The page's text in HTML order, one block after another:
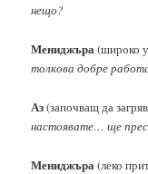
нещо?
Мениджъра(широко
толкова добре
Аз(започващ да
настоявате… ще
Мениджъра(леко